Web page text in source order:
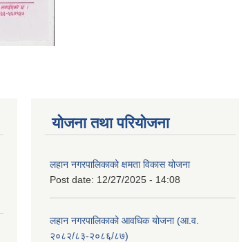
योजना तथा परियोजना
लहान नगरपालिकाको क्षमता विकास योजना
Post date: 12/27/2025 - 14:08
लहान नगरपालिकाको आवधिक योजना (आ.व.
२०८२/८३-२०८६/८७)